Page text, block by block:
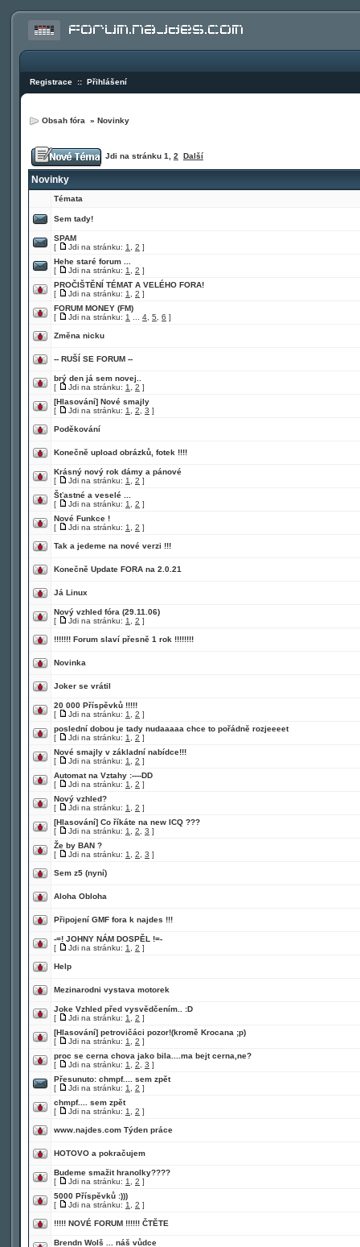
Registrace :: Přihlášení
Obsah fóra » Novinky
Jdi na stránku 1 2 Další
Novinky
Témata
Sem tady!
SPAM
[
Jdi na stránku: 1 2 ]
Hehe staré forum ...
[
Jdi na stránku: 1 2 ]
PROČIŠTĚNÍ TÉMAT A VELÉHO FORA!
[
Jdi na stránku: 1 2 ]
FORUM MONEY (FM)
[
Jdi na stránku: 1 4 5 6 ]
Změna nicku
-- RUŠÍ SE FORUM --
brý den já sem novej..
[
Jdi na stránku: 1 2 ]
[Hlasování] Nové smajly
[
Jdi na stránku: 1 2 3 ]
Poděkování
Konečně upload obrázků, fotek !!!!
Krásný nový rok dámy a pánové
[
Jdi na stránku: 1 2 ]
Šťastné a veselé ...
[
Jdi na stránku: 1 2 ]
Nové Funkce !
[
Jdi na stránku: 1 2 ]
Tak a jedeme na nové verzi !!!
Konečně Update FORA na 2.0.21
Já Linux
Nový vzhled fóra (29.11.06)
[
Jdi na stránku: 1 2 ]
!!!!!!! Forum slaví přesně 1 rok !!!!!!!!
Novinka
Joker se vrátil
20 000 Příspěvků !!!!!
[
Jdi na stránku: 1 2 ]
poslední dobou je tady nudaaaaa chce to pořádně rozjeeeet
[
Jdi na stránku: 1 2 ]
Nové smajly v základní nabídce!!!
[
Jdi na stránku: 1 2 ]
Automat na Vztahy :----DD
[
Jdi na stránku: 1 2 ]
Nový vzhled?
[
Jdi na stránku: 1 2 ]
[Hlasování] Co říkáte na new ICQ ???
[
Jdi na stránku: 1 2 3 ]
Že by BAN ?
[
Jdi na stránku: 1 2 3 ]
Sem z5 (nyní)
Aloha Obloha
Připojení GMF fora k najdes !!!
-=! JOHNY NÁM DOSPĚL !=-
[
Jdi na stránku: 1 2 ]
Help
Mezinarodni vystava motorek
Joke Vzhled před vysvědčením.. :D
[
Jdi na stránku: 1 2 ]
[Hlasování] petrovičáci pozor!(kromě Krocana ;p)
[
Jdi na stránku: 1 2 ]
proc se cerna chova jako bila....ma bejt cerna,ne?
[
Jdi na stránku: 1 2 3 ]
Přesunuto: chmpf.... sem zpět
[
Jdi na stránku: 1 2 ]
chmpf.... sem zpět
[
Jdi na stránku: 1 2 ]
www.najdes.com Týden práce
HOTOVO a pokračujem
Budeme smažit hranolky????
[
Jdi na stránku: 1 2 ]
5000 Příspěvků :)))
[
Jdi na stránku: 1 2 ]
!!!!! NOVÉ FORUM !!!!!! ČTĚTE
Brendn Wolš ... náš vůdce